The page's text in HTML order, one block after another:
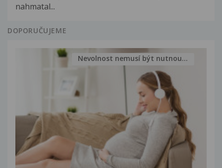
nahmatal...
DOPORUČUJEME
Nevolnost nemusí být nutnou...